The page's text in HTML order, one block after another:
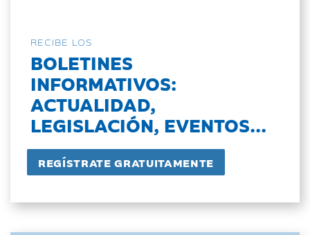
RECIBE LOS
BOLETINES
INFORMATIVOS:
ACTUALIDAD,
LEGISLACIÓN, EVENTOS...